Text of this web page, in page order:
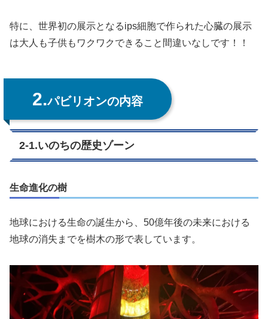
特に、世界初の展示となるips細胞で作られた心臓の展示
は大人も子供もワクワクできること間違いなしです！！
2.パビリオンの内容
2-1.いのちの歴史ゾーン
生命進化の樹
地球における生命の誕生から、50億年後の未来における
地球の消失までを樹木の形で表しています。